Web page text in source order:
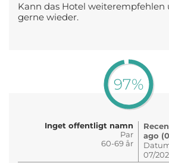
Kann das Hotel
gerne wieder.
97%
Inget offentligt namn
Par
60-69 år
ago
07/